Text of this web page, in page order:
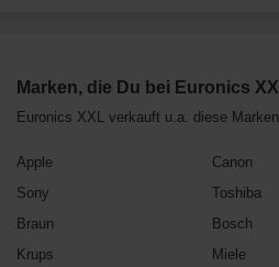
Marken, die Du bei Euronics
Euronics XXL verkauft u.a. diese
Apple Canon
Sony
Toshiba
Braun
Bosch
Krups
Miele